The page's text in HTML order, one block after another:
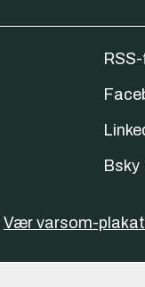
Bsky
Vær varsom-